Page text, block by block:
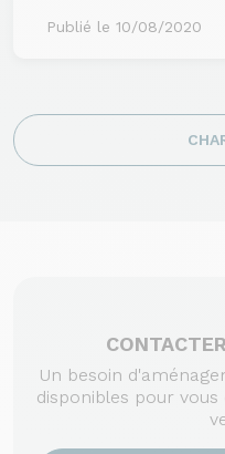
Publié le 10/08/2020
Un besoin
disponibles pour vous